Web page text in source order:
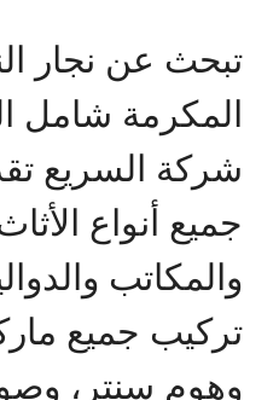
تبحث عن نجار
المكرمة شامل
شركة السريع
جميع أنواع
والمكاتب
تركيب جميع